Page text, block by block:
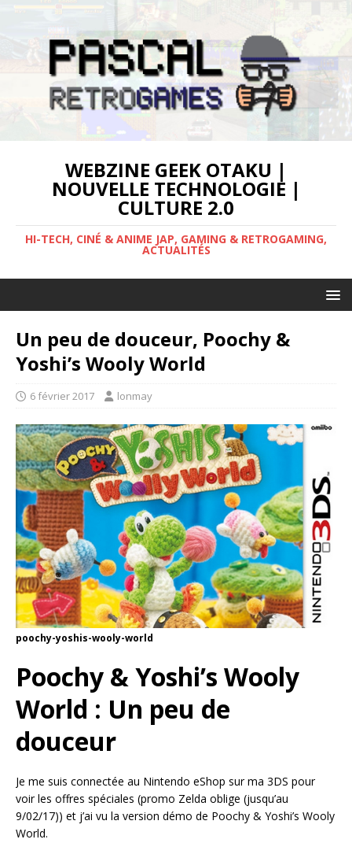
WEBZINE GEEK OTAKU |
NOUVELLE TECHNOLOGIE |
CULTURE 2.0
HI-TECH, CINÉ & ANIME JAP, GAMING & RETROGAMING,
ACTUALITÉS
Un peu de douceur, Poochy &
Yoshi’s Wooly World
6 février 2017 lonmay
poochy-yoshis-wooly-world
Poochy & Yoshi’s Wooly
World : Un peu de
douceur
Je me suis connectée au Nintendo eShop sur ma 3DS pour
voir les offres spéciales (promo Zelda oblige (jusqu’au
9/02/17)) et j’ai vu la version démo de Poochy & Yoshi’s Wooly
World.